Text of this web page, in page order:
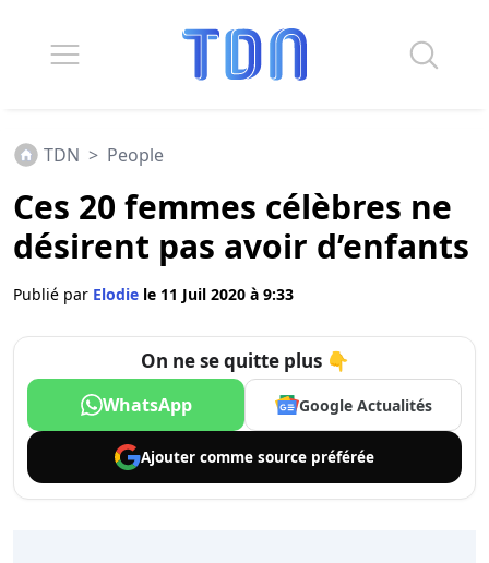
TDN > People
Ces 20 femmes célèbres ne
désirent pas avoir d’enfants
Publié par Elodie le 11 Juil 2020 à 9:33
On ne se quitte plus 👇
WhatsApp Google Actualités
Ajouter comme source préférée